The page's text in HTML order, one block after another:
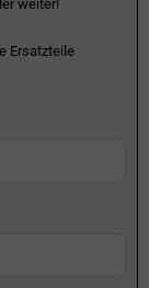
weiter!
Ersatzteile